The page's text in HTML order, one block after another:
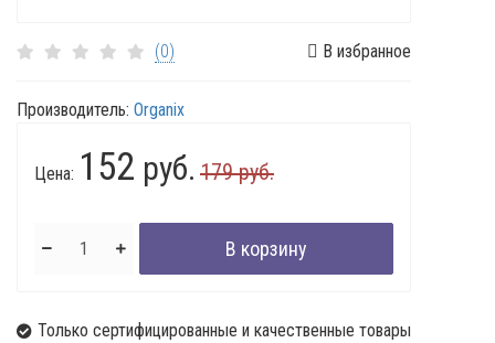
(0) В избранное
Производитель: Organix
Цена: 152 руб. 179 руб.
Только сертифицированные и качественные товары